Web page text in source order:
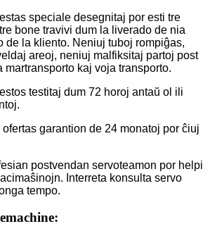
speciale desegnitaj por esti tre
bone travivi dum la liverado de nia
de la kliento. Neniuj tuboj rompiĝas,
areoj, neniuj malfiksitaj partoj post
martransporto kaj voja transporto.
testitaj dum 72 horoj antaŭ ol ili
garantion de 24 monatoj por ĉiuj
postvendan servoteamon por helpi
Interreta konsulta servo
tempo.